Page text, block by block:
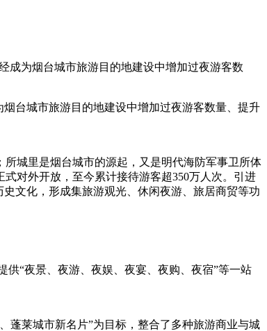
成为烟台城市旅游目的地建设中增加过夜游客数
台城市旅游目的地建设中增加过夜游客数量、提升
城里是烟台城市的源起，又是明代海防军事卫所体
对外开放，至今累计接待游客超350万人次。引进
文化，形成集旅游观光、休闲夜游、旅居商贸等功
“夜景、夜游、夜娱、夜宴、夜购、夜宿”等一站
蓬莱城市新名片”为目标，整合了多种旅游商业与城